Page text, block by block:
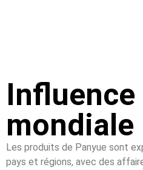
Influence
mondiale
Les produits de Panyue sont
pays et régions, avec des